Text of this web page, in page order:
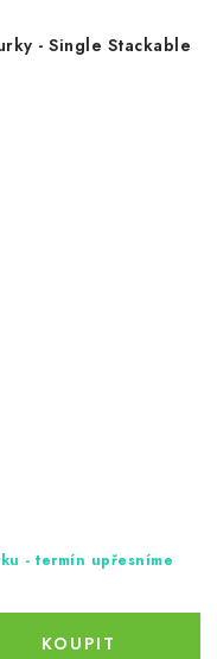
- Single Stackable
- termín upřesníme